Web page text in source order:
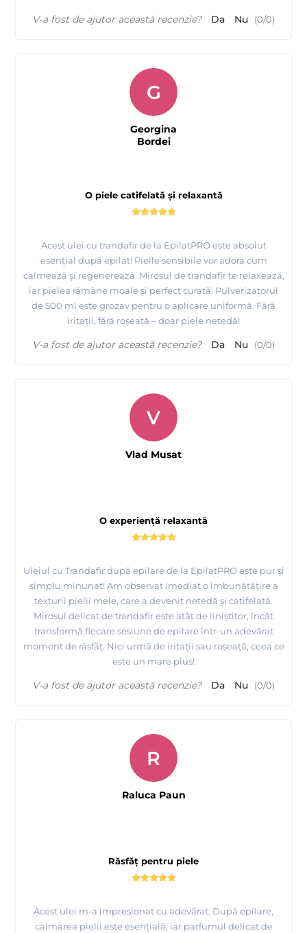
V-a fost de ajutor această recenzie? Da Nu (0/0)
O piele catifelată și relaxantă
Acest ulei cu trandafir de la EpilatPRO este absolut
esențial după epilat! Pieile sensibile vor adora cum
calmează și regenerează. Mirosul de trandafir te relaxează,
iar pielea rămâne moale și perfect curată. Pulverizatorul
de 500 ml este grozav pentru o aplicare uniformă. Fără
iritații, fără roșeață – doar piele netedă!
G
Georgina
Bordei
V-a fost de ajutor această recenzie? Da Nu (0/0)
O experiență relaxantă
Uleiul cu Trandafir după epilare de la EpilatPRO este pur și
simplu minunat! Am observat imediat o îmbunătățire a
texturii pielii mele, care a devenit netedă și catifelată.
Mirosul delicat de trandafir este atât de liniștitor, încât
transformă fiecare sesiune de epilare într-un adevărat
moment de răsfăț. Nici urmă de iritații sau roșeață, ceea ce
este un mare plus!
V
Vlad Musat
V-a fost de ajutor această recenzie? Da Nu (0/0)
Răsfăț pentru piele
Acest ulei m-a impresionat cu adevărat. După epilare,
calmarea pielii este esențială, iar parfumul delicat de
R
Raluca Paun